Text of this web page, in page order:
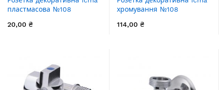
пластмасова №108
20,00 ₴
хромування №108
114,00 ₴